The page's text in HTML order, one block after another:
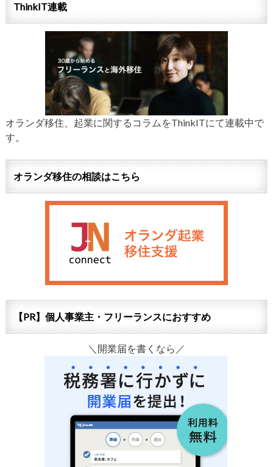
ThinkIT連載
オランダ移住、起業に関するコラムをThinkITにて連載中で
す。
オランダ移住の相談はこちら
【PR】個人事業主・フリーランスにおすすめ
＼開業届を書くなら／